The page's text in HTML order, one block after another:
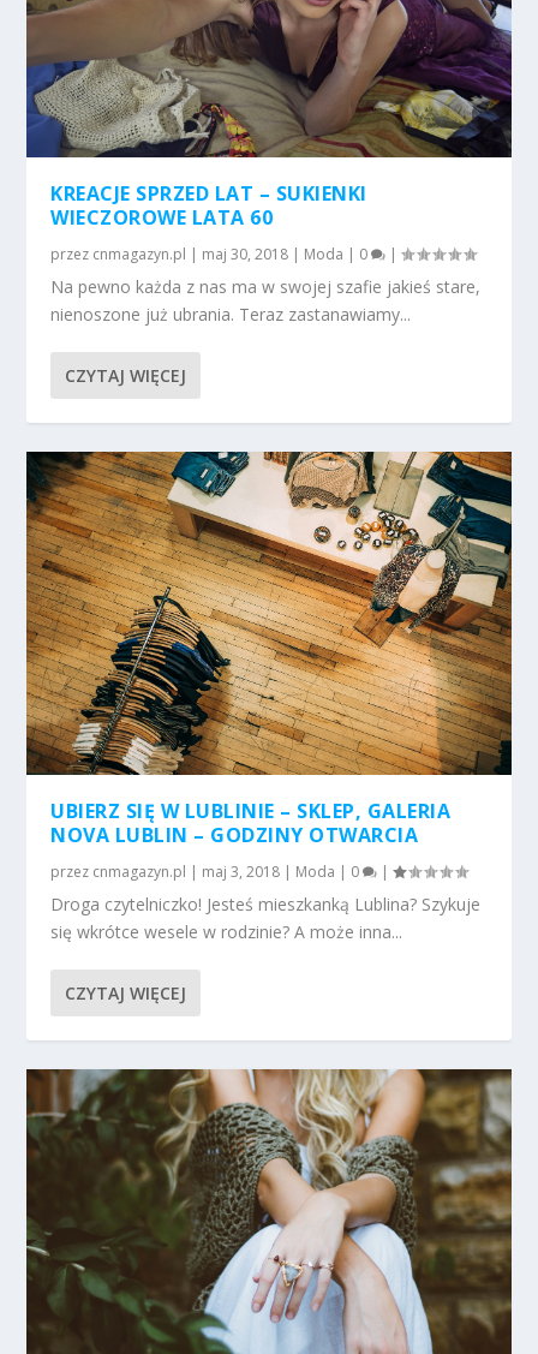
KREACJE SPRZED LAT – SUKIENKI
WIECZOROWE LATA 60
przez cnmagazyn.pl | maj 30, 2018 | Moda | 0 |
Na pewno każda z nas ma w swojej szafie jakieś stare,
nienoszone już ubrania. Teraz zastanawiamy...
CZYTAJ WIĘCEJ
UBIERZ SIĘ W LUBLINIE – SKLEP, GALERIA
NOVA LUBLIN – GODZINY OTWARCIA
przez cnmagazyn.pl | maj 3, 2018 | Moda | 0 |
Droga czytelniczko! Jesteś mieszkanką Lublina? Szykuje
się wkrótce wesele w rodzinie? A może inna...
CZYTAJ WIĘCEJ